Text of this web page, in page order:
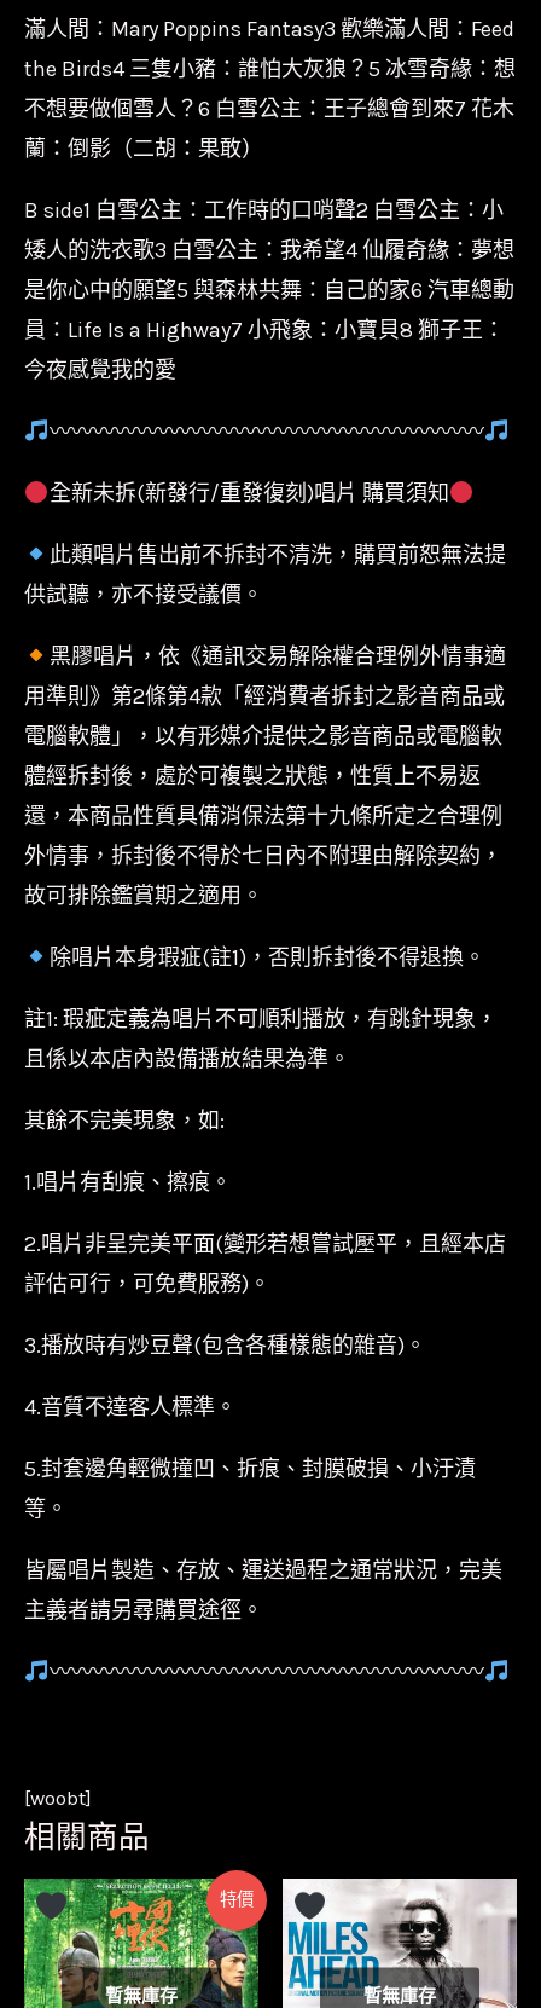
滿人間：Mary Poppins Fantasy3 歡樂滿人間：Feed
the Birds4 三隻小豬：誰怕大灰狼？5 冰雪奇緣：想
不想要做個雪人？6 白雪公主：王子總會到來7 花木
蘭：倒影（二胡：果敢）
B side1 白雪公主：工作時的口哨聲2 白雪公主：小
矮人的洗衣歌3 白雪公主：我希望4 仙履奇緣：夢想
是你心中的願望5 與森林共舞：自己的家6 汽車總動
員：Life Is a Highway7 小飛象：小寶貝8 獅子王：
今夜感覺我的愛
〰〰〰〰〰〰〰〰〰〰〰〰〰〰〰〰〰〰〰〰
全新未拆(新發行/重發復刻)唱片 購買須知
此類唱片售出前不拆封不清洗，購買前恕無法提
供試聽，亦不接受議價。
黑膠唱片，依《通訊交易解除權合理例外情事適
用準則》第2條第4款「經消費者拆封之影音商品或
電腦軟體」，以有形媒介提供之影音商品或電腦軟
體經拆封後，處於可複製之狀態，性質上不易返
還，本商品性質具備消保法第十九條所定之合理例
外情事，拆封後不得於七日內不附理由解除契約，
故可排除鑑賞期之適用。
除唱片本身瑕疵(註1)，否則拆封後不得退換。
註1: 瑕疵定義為唱片不可順利播放，有跳針現象，
且係以本店內設備播放結果為準。
其餘不完美現象，如:
1.唱片有刮痕、擦痕。
2.唱片非呈完美平面(變形若想嘗試壓平，且經本店
評估可行，可免費服務)。
3.播放時有炒豆聲(包含各種樣態的雜音)。
4.音質不達客人標準。
5.封套邊角輕微撞凹、折痕、封膜破損、小汙漬
等。
皆屬唱片製造、存放、運送過程之通常狀況，完美
主義者請另尋購買途徑。
〰〰〰〰〰〰〰〰〰〰〰〰〰〰〰〰〰〰〰〰
[woobt]
相關商品
特價
暫無庫存 暫無庫存